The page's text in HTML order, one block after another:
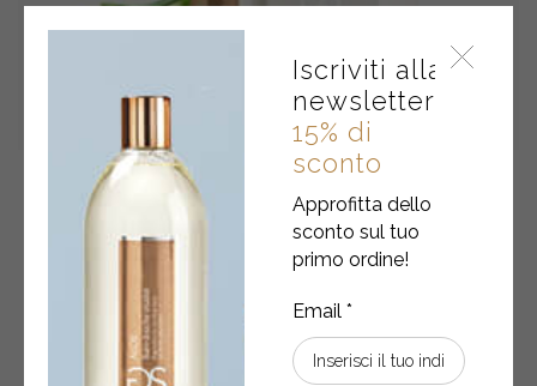
Iscriviti alla
newsletter
15% di
sconto
Approfitta dello
sconto sul tuo
primo ordine!
Déodorant Vitalité • Aloe
Deodorante vitalizzante con aloe vera e acido ialuronico –
12,70